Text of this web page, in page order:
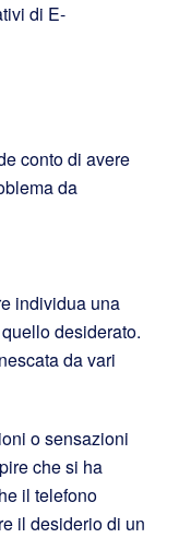
di E-
conto di avere
da
individua una
desiderato.
da vari
o sensazioni
che si ha
il telefono
il desiderio di un